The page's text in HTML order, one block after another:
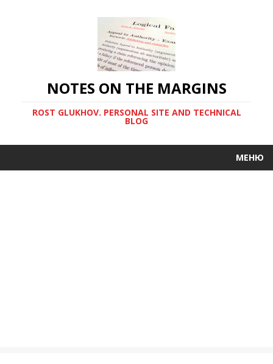
NOTES ON THE MARGINS
ROST GLUKHOV. PERSONAL SITE AND TECHNICAL
BLOG
МЕНЮ